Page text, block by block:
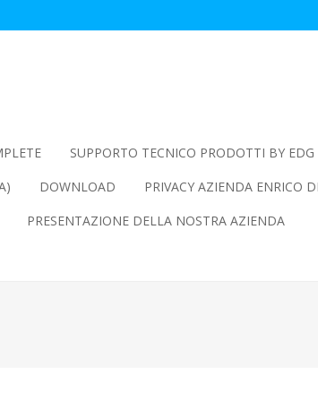
SUPPORTO TECNICO PRODOTTI BY EDG
DOWNLOAD PRIVACY AZIENDA ENRICO
PRESENTAZIONE DELLA NOSTRA AZIENDA